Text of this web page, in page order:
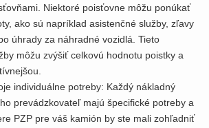
Niektoré poisťovne môžu ponúkať
ako sú napríklad asistenčné služby, zľavy
úhrady za náhradné vozidlá. Tieto
môžu zvýšiť celkovú hodnotu poistky a
individuálne potreby: Každý nákladný
prevádzkovateľ majú špecifické potreby a
PZP pre váš kamión by ste mali zohľadniť